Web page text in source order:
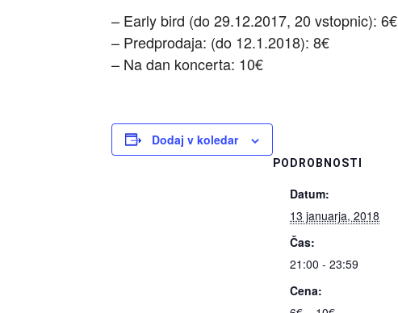
– Early bird (do 29.12.2017, 20 vstopnic): 6€
– Predprodaja: (do 12.1.2018): 8€
– Na dan koncerta: 10€
Dodaj v koledar
PODROBNOSTI
Datum:
13 januarja, 2018
Čas:
21:00 - 23:59
Cena: